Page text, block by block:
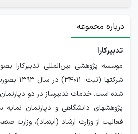
درباره مجموعه
تدبیرکارا
موسسه پژوهشی بین‌المللی تدبیرکارا
شرکتها
شده است. خدمات تدبیرساز در دو
پژوهشهای دانشگاهی و دپارتمان
فعالیت از وزارت ارشاد (اینماد)، وزارت